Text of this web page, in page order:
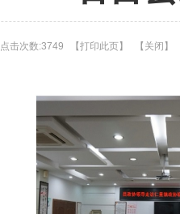
点击次数:3749 【打印此页】 【 关闭 】